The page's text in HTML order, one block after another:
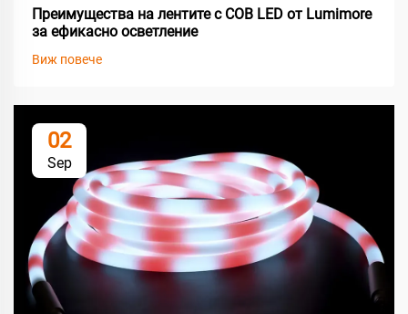
Преимущества на лентите с COB LED от Lumimore
за ефикасно осветление
Виж повече
02
Sep